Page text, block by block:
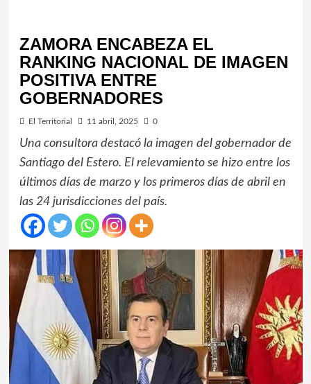
ZAMORA ENCABEZA EL
RANKING NACIONAL DE IMAGEN
POSITIVA ENTRE
GOBERNADORES
El Territorial 11 abril, 2025 0
Una consultora destacó la imagen del gobernador de
Santiago del Estero. El relevamiento se hizo entre los
últimos días de marzo y los primeros días de abril en
las 24 jurisdicciones del país.